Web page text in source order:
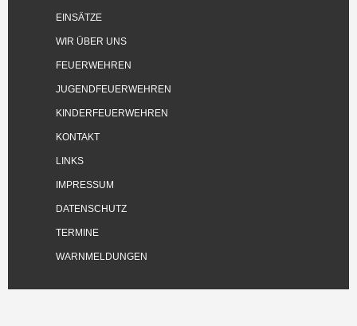
EINSÄTZE
WIR ÜBER UNS
FEUERWEHREN
JUGENDFEUERWEHREN
KINDERFEUERWEHREN
KONTAKT
LINKS
IMPRESSUM
DATENSCHUTZ
TERMINE
WARNMELDUNGEN